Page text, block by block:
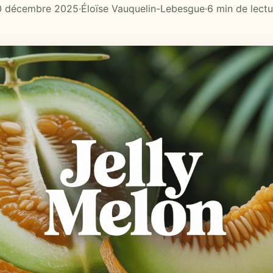
décembre 2025·Éloïse Vauquelin-Lebesgue·6 min de